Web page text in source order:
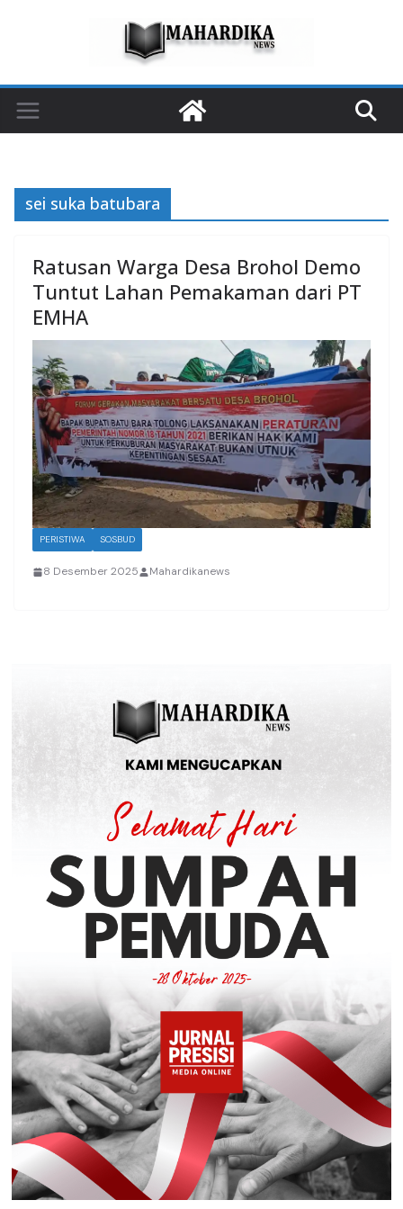
sei suka batubara
Ratusan Warga Desa Brohol Demo
Tuntut Lahan Pemakaman dari PT
EMHA
PERISTIWA SOSBUD
8 Desember 2025 Mahardikanews